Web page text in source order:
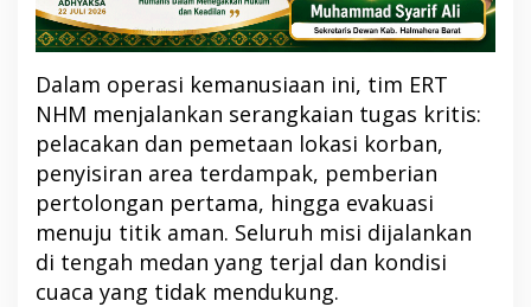
Dalam operasi kemanusiaan ini, tim ERT
NHM menjalankan serangkaian tugas kritis:
pelacakan dan pemetaan lokasi korban,
penyisiran area terdampak, pemberian
pertolongan pertama, hingga evakuasi
menuju titik aman. Seluruh misi dijalankan
di tengah medan yang terjal dan kondisi
cuaca yang tidak mendukung.